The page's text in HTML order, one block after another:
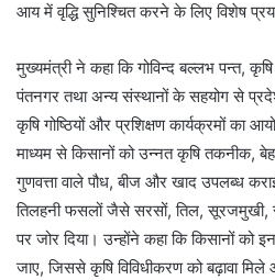
आय में वृद्धि सुनिश्चित करने के लिए विशेष
मुख्यमंत्री ने कहा कि गोविन्द बल्लभ पन्त, कृषि
पंतनगर तथा अन्य संस्थानों के सहयोग से
कृषि गोष्ठियों और प्रशिक्षण कार्यक्रमों का
माध्यम से किसानों को उन्नत कृषि तकनीक,
गुणवत्ता वाले पौध, बीज और खाद उपलब्ध
तिलहनी फसलों जैसे सरसों, तिल, सूरजमुखी,
पर जोर दिया। उन्होंने कहा कि किसानों
जाए, जिससे कृषि विविधीकरण को बढ़ावा